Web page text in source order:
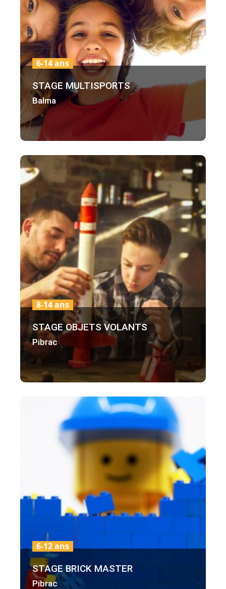
STAGE MULTISPORTS
Balma
6-14 ans
STAGE OBJETS VOLANTS
Pibrac
8-14 ans
STAGE BRICK MASTER
Pibrac
6-12 ans